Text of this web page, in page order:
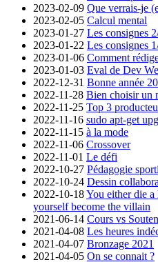
2023-02-09 Que verrais-je
2023-02-05 Calcul mental
2023-01-27 Les consignes
2023-01-22 Les consignes
2023-01-06 Comment
2023-01-03 Eval de Dev
2022-12-31 Bonne année
2022-11-28 Bien choisir un
2022-11-25 Top 3
2022-11-16 sudo apt-get
2022-11-15 à la mode
2022-11-06 Crossover
2022-11-01 Le défi
2022-10-27 Pédagogie
2022-10-24 Dessin
2022-10-18You either die
yourself become the villain
2021-06-14 Cours vs
2021-04-08 Les heures
2021-04-07 Bronzage 2021
2021-04-05 On se connait ?